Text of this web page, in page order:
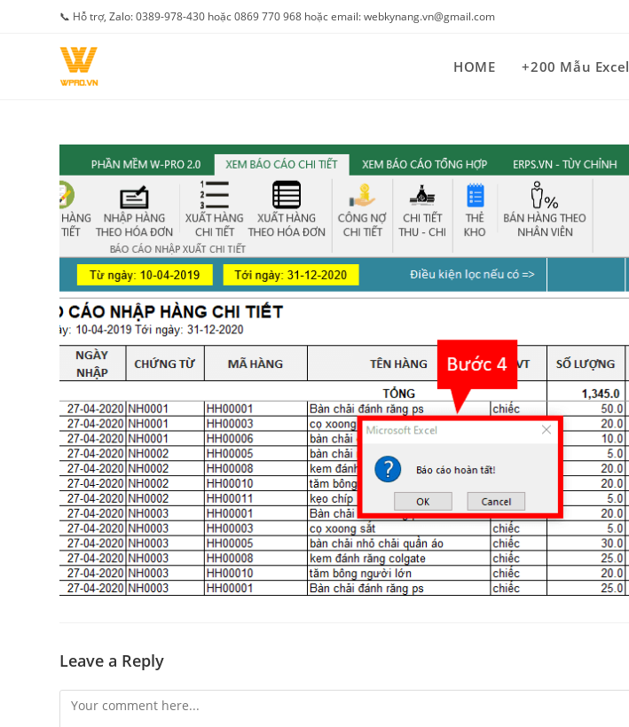
📞 Hỗ trợ, Zalo: 0389-978-430 hoặc 0869 770 968 hoặc email: webkynang.vn@gmail.com
HOME +200 Mẫu Excel
Leave a Reply
Comment